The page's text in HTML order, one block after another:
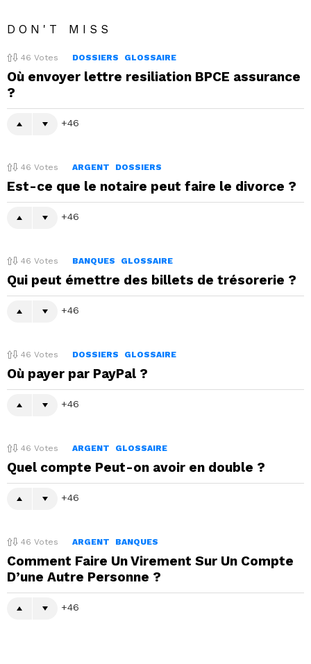
DON'T MISS
46 Votes DOSSIERS GLOSSAIRE
Où envoyer lettre resiliation BPCE assurance
?
46
46 Votes ARGENT DOSSIERS
Est-ce que le notaire peut faire le divorce ?
46
46 Votes BANQUES GLOSSAIRE
Qui peut émettre des billets de trésorerie ?
46
46 Votes DOSSIERS GLOSSAIRE
Où payer par PayPal ?
46
46 Votes ARGENT GLOSSAIRE
Quel compte Peut-on avoir en double ?
46
46 Votes ARGENT BANQUES
Comment Faire Un Virement Sur Un Compte
D’une Autre Personne ?
46